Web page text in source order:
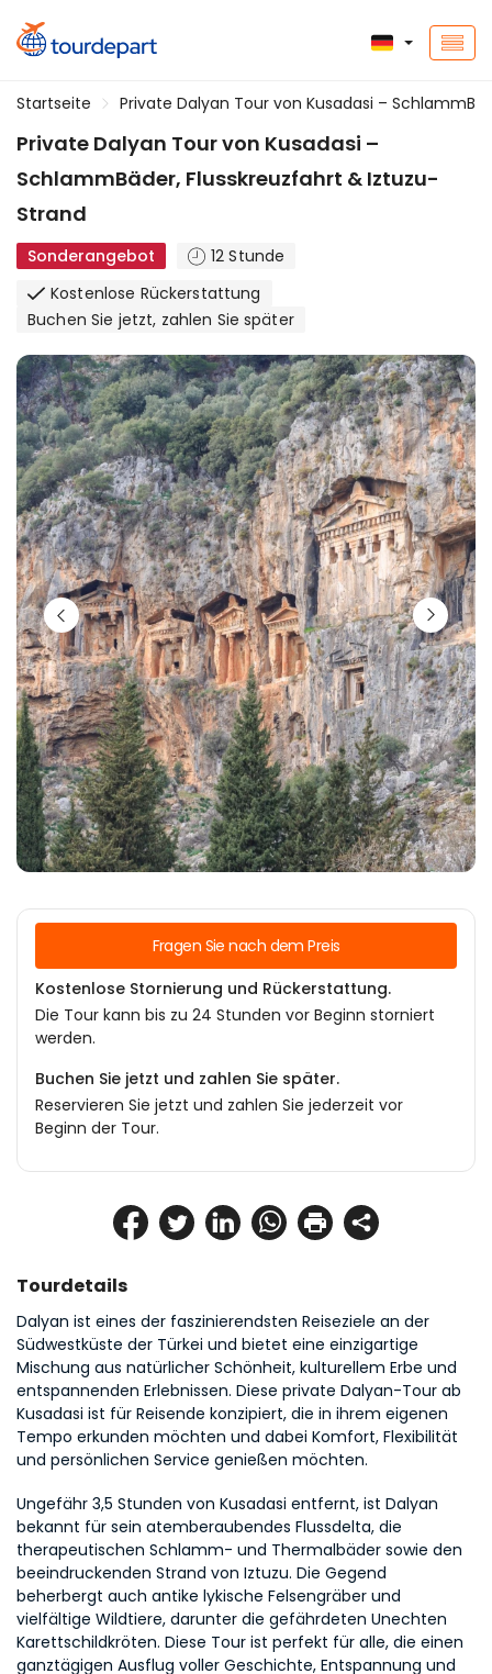
Startseite Private Dalyan Tour von Kusadasi –
Private Dalyan Tour von Kusadasi –
SchlammBäder, Flusskreuzfahrt & Iztuzu-
Strand
Sonderangebot
12 Stunde
Kostenlose Rückerstattung
Buchen Sie jetzt, zahlen Sie später
Tourdetails
Dalyan ist eines der faszinierendsten Reiseziele an der
Südwestküste der Türkei und bietet eine einzigartige
Mischung aus natürlicher Schönheit, kulturellem Erbe und
entspannenden Erlebnissen. Diese private Dalyan-Tour ab
Kusadasi ist für Reisende konzipiert, die in ihrem eigenen
Tempo erkunden möchten und dabei Komfort, Flexibilität
und persönlichen Service genießen möchten.
Ungefähr 3,5 Stunden von Kusadasi entfernt, ist Dalyan
bekannt für sein atemberaubendes Flussdelta, die
therapeutischen Schlamm- und Thermalbäder sowie den
beeindruckenden Strand von Iztuzu. Die Gegend
beherbergt auch antike lykische Felsengräber und
vielfältige Wildtiere, darunter die gefährdeten Unechten
Karettschildkröten. Diese Tour ist perfekt für alle, die einen
ganztägigen Ausflug voller Geschichte, Entspannung und
Fragen Sie nach dem Preis
Kostenlose Stornierung und Rückerstattung.
Die Tour kann bis zu 24 Stunden vor Beginn storniert
werden.
Buchen Sie jetzt und zahlen Sie später.
Reservieren Sie jetzt und zahlen Sie jederzeit vor
Beginn der Tour.